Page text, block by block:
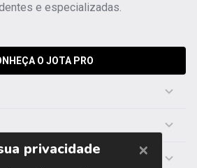
e especializadas.
O JOTA PRO